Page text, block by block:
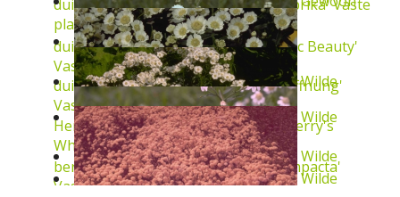
duizendbladAchillea millefolium 'Paprika'Vaste
plant
duizendbladAchillea millefolium 'Lilac Beauty'
Vaste plant
duizendbladAchillea millefolium 'Hoffnung'
Vaste plant
HemdsknoopjesAchillea ptarmica 'Perry's
White'Vaste plant
Wilde
bertramAchillea ptarmica 'Nana compacta'
Vaste plant
Wilde
Wilde
Wilde